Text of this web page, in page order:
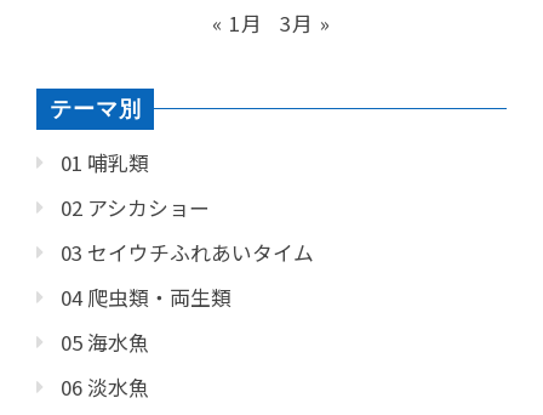
« 1月 3月 »
テーマ別
01 哺乳類
02 アシカショー
03 セイウチふれあいタイム
04 爬虫類・両生類
05 海水魚
06 淡水魚